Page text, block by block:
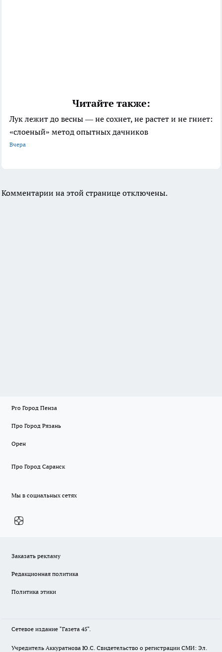
Читайте также:
Лук лежит до весны — не сохнет, не растет и не гниет:
«слоеный» метод опытных дачников
Вчера
Комментарии на этой странице отключены.
Pro Город Пенза
Про Город Рязань
Орен
Про Город Саранск
Мы в социальных сетях
Заказать рекламу
Редакционная политика
Политика этики
Сетевое издание "Газета 45".
Учредитель Аккуратнова Ю.С. Свидетельство о регистрации СМИ: Эл.